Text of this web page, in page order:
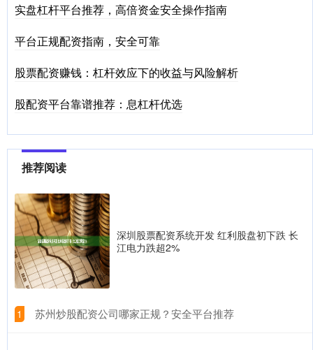
实盘杠杆平台推荐，高倍资金安全操作指南
平台正规配资指南，安全可靠
股票配资赚钱：杠杆效应下的收益与风险解析
股配资平台靠谱推荐：息杠杆优选
推荐阅读
深圳股票配资系统开发 红利股盘初下跌 长
江电力跌超2%
1 ​苏州炒股配资公司哪家正规？安全平台推荐